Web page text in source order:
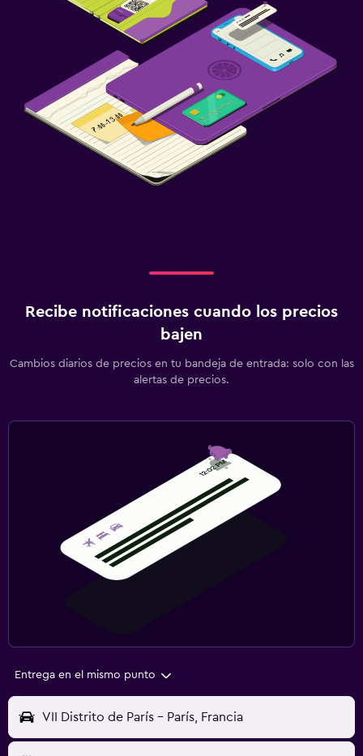
Recibe notificaciones cuando los precios
bajen
Cambios diarios de precios en tu bandeja de entrada: solo con las
alertas de precios.
Entrega en el mismo punto
VII Distrito de París - París, Francia